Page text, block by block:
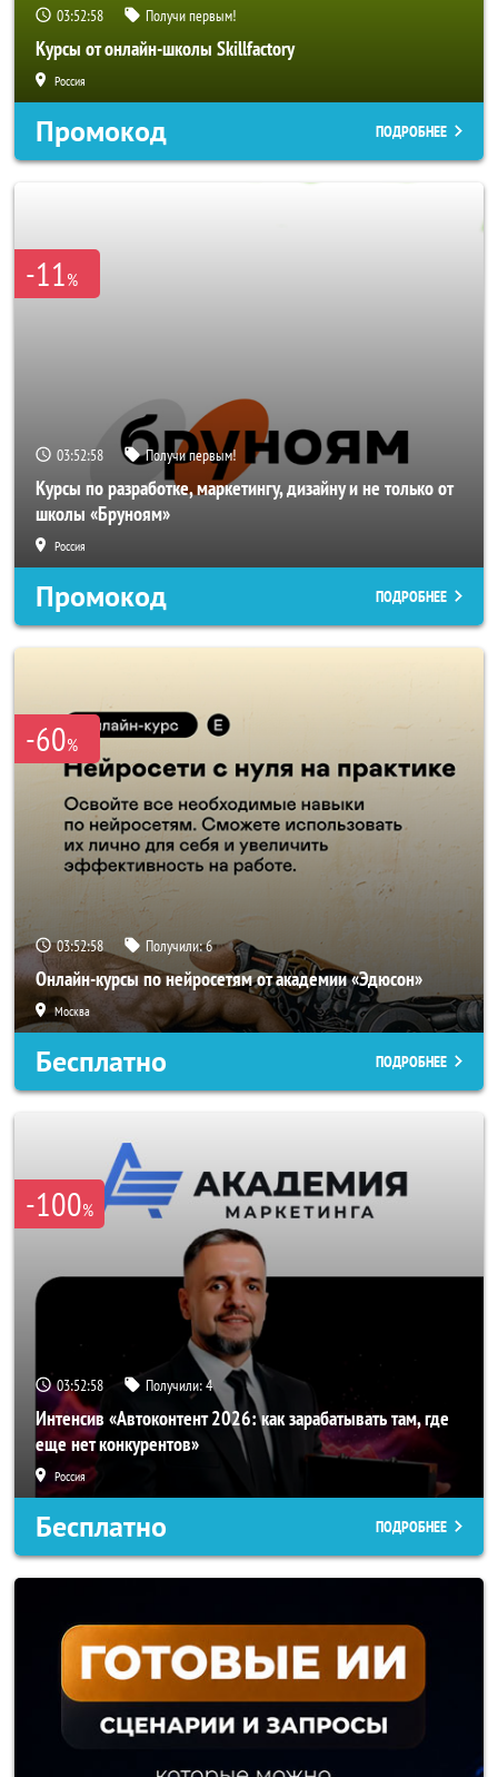
03:52:56 Получи первым!
Курсы от онлайн-школы Skillfactory
Россия
Промокод ПОДРОБНЕЕ
-11%
03:52:56 Получи первым!
Курсы по разработке, маркетингу, дизайну и не только от
школы «Бруноям»
Россия
Промокод ПОДРОБНЕЕ
-60%
03:52:56 Получили:6
Онлайн-курсы по нейросетям от академии «Эдюсон»
Москва
Бесплатно ПОДРОБНЕЕ
-100%
03:52:56 Получили:4
Интенсив «Автоконтент 2026: как зарабатывать там, где
еще нет конкурентов»
Россия
Бесплатно ПОДРОБНЕЕ